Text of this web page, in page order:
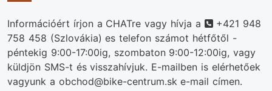
Információért írjon a CHATre vagy hívja a Telefonszám
+421 948
758 458 (Szlovákia) es telefon számot hétfőtől -
péntekig 9:00-17:00ig, szombaton 9:00-12:00ig, vagy
küldjön SMS-t és visszahívjuk. E-mailben is elérhetőek
vagyunk a obchod@bike-centrum.sk e-mail címen.